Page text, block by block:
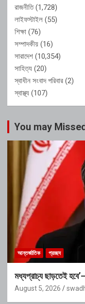
রাজনীতি(1,728)
লাইফস্টাইল (55)
শিক্ষা (76)
সম্পাদকীয় (16)
সারাদেশ (10,354)
সাহিত্য (20)
স্বাধীন সংবাদ পরিবার (2)
স্বাস্থ্য (107)
You may
আন্তর্জাতিক প্রচ্ছদ
মধ্যপ্রাচ্য ছাড়তেই
August 5, 2026